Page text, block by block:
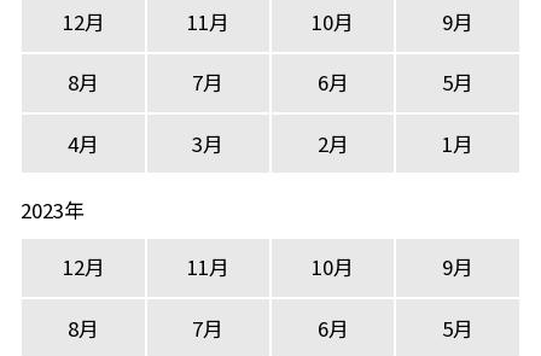
12月
11月 10月 9月
8月 7月 6月 5月
4月 3月 2月 1月
2023年
12月
11月 10月 9月
8月 7月 6月 5月